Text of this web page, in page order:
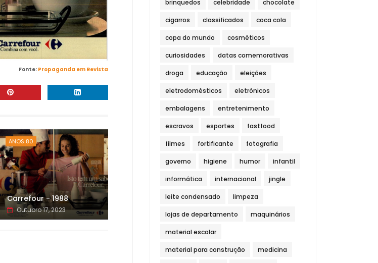
Fonte: Propaganda em Revista
ANOS 80
Carrefour - 1988
Outubro 17, 2023
brinquedos celebridade chocolate
cigarros classificados coca cola
copa do mundo cosméticos
curiosidades datas comemorativas
droga educação eleições
eletrodomésticos eletrônicos
embalagens entretenimento
escravos esportes fastfood
filmes fortificante fotografia
governo higiene humor infantil
informática internacional jingle
leite condensado limpeza
lojas de departamento maquinários
material escolar
material para construção medicina